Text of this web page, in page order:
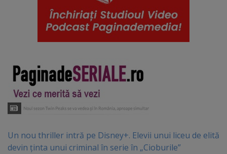
Un nou thriller intră pe Disney+. Elevii unui liceu de elită
devin ținta unui criminal în serie în „Cioburile”